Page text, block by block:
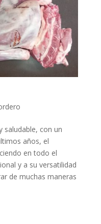
saludable, con un
años, el
en todo el
y a su versatilidad
de muchas maneras